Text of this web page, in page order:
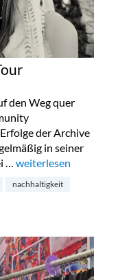
den Weg quer
der Archive
in seiner
… „lala Berlin begibt
weiterlesen
nachhaltigkeit